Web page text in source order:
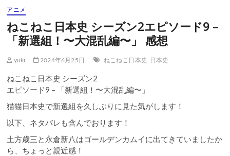
アニメ
ねこねこ日本史 シーズン2エピソード9 –
「新選組！〜大混乱編〜」 感想
yuki 2024年6月25日 ねこねこ日本史 日本史
ねこねこ日本史 シーズン2
エピソード9 – 「新選組！〜大混乱編〜」
猫猫日本史で新選組を久しぶりに見た気がします！
以下、ネタバレも含んでおります！
土方歳三と永倉新八はゴールデンカムイに出てきていましたか
ら、ちょっと親近感！